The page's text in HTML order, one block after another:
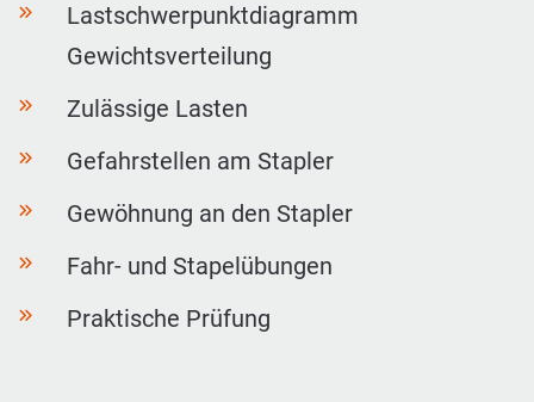
Lastschwerpunktdiagramm
Gewichtsverteilung
Zulässige Lasten
Gefahrstellen am Stapler
Gewöhnung an den Stapler
Fahr- und Stapelübungen
Praktische Prüfung